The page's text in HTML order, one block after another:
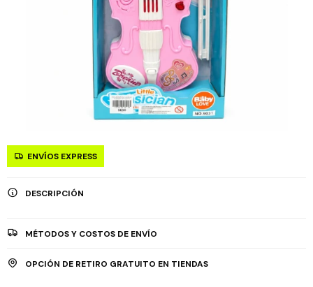
ENVÍOS EXPRESS
DESCRIPCIÓN
MÉTODOS Y COSTOS DE ENVÍO
OPCIÓN DE RETIRO GRATUITO EN TIENDAS